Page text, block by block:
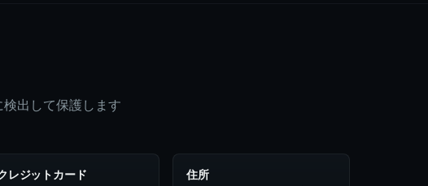
出して保護します
レジットカード 住所